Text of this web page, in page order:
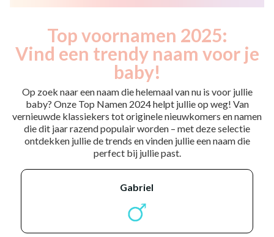
Top voornamen 2025:
Vind een trendy naam voor je
baby!
Op zoek naar een naam die helemaal van nu is voor jullie
baby? Onze Top Namen 2024 helpt jullie op weg! Van
vernieuwde klassiekers tot originele nieuwkomers en namen
die dit jaar razend populair worden – met deze selectie
ontdekken jullie de trends en vinden jullie een naam die
perfect bij jullie past.
gabriel